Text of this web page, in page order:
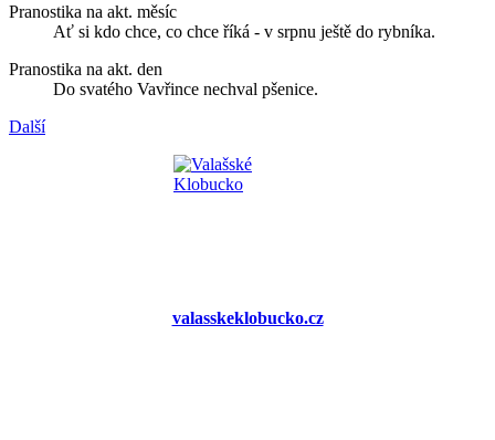
Pranostika na akt. měsíc
Ať si kdo chce, co chce říká - v srpnu ještě do rybníka.
Pranostika na akt. den
Do svatého Vavřince nechval pšenice.
Další
valasskeklobucko.cz